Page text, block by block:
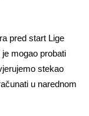
pred start Lige
mogao probati
stekao
u narednom